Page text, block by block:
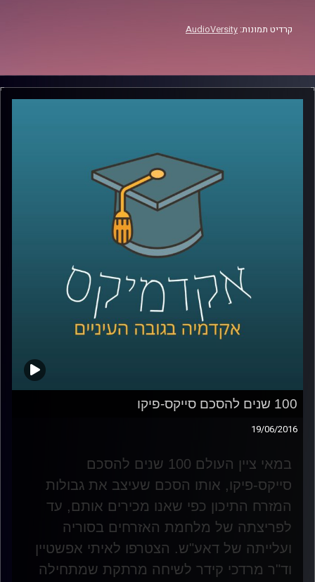
קרדיט תמונות: AudioVersity
100 שנים להסכם סייקס-פיקו
19/06/2016
במאי ציין העולם 100 שנים להסכם
סייקס-פיקו, אותו הסכם שעיצב את גבולות
המזרח התיכון כפי שאנו מכירים אותם, עד
לפריצתה של מלחמת האזרחים בסוריה
ועלייתה של דאע"ש. הצטרפו לאיתי אפשטיין
וד"ר מרדכי קידר לשיחה מרתקת שמתחילה